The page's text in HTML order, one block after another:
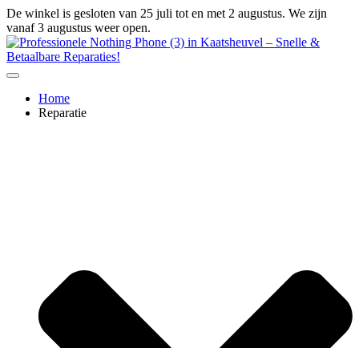
Ga
naar
de
inhoud
De winkel is gesloten van 25 juli tot en met 2 augustus. We zijn
vanaf 3 augustus weer open.
Home
Reparatie